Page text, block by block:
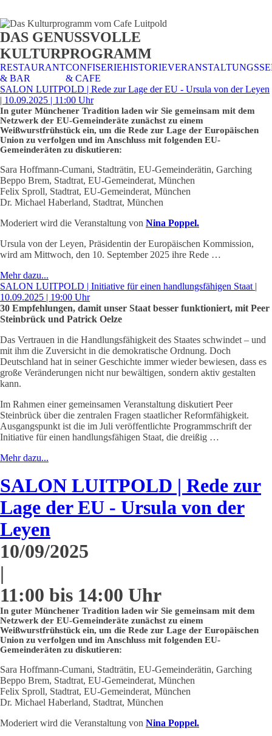
CAFE &
RESTAURANT
TISCHRESERVIERUNG
& KARTE
TISCHRESERVIERUNG
& SPEISEKARTE
DAS GENUSSVOLLE
KULTURPROGRAMM
RESTAURANT
& BAR
CONFISERIE
& CAFE
HISTORIE
SALON LUITPOLD | Rede zur Lage der EU - Ursula von der Leyen
| 10.09.2025 | 11:00 Uhr
In guter Münchener Tradition laden wir Sie gemeinsam mit dem
Netzwerk der EU-Gemeinderäte zunächst zu einem
Weißwurstfrühstück ein, um die Rede zur Lage der Europäischen
Union zu verfolgen und im Anschluss mit folgenden EU-
Gemeinderäten zu diskutieren:
Sara Hoffmann-Cumani, Stadträtin, EU-Gemeinderätin, Garching
Beppo Brem, Stadtrat, EU-Gemeinderat, München
Felix Sproll, Stadtrat, EU-Gemeinderat, München
Dr. Michael Haberland, Stadtrat, München​
Moderiert wird die Veranstaltung von Nina Poppel.
Ursula von der Leyen, Präsidentin der Europäischen Kommission,
wird am Mittwoch, den 10. September 2025 ihre Rede …
Mehr dazu...
SALON LUITPOLD | Initiative für einen handlungsfähigen Staat |
10.09.2025 | 19:00 Uhr
30 Empfehlungen, damit unser Staat besser funktioniert, mit Peer
Steinbrück und Patrick Oelze
Das Vertrauen in die Handlungsfähigkeit des Staates schwindet – und
mit ihm die Zuversicht in die demokratische Ordnung. Doch
Deutschland hat in seiner Geschichte immer wieder bewiesen, dass es
große Veränderungen nicht nur bewältigen, sondern aktiv gestalten
kann.
Im Rahmen einer gemeinsamen Veranstaltung diskutiert Peer
Steinbrück über die zentralen Fragen staatlicher Reformfähigkeit.
Ausgangspunkt ist die im Juli veröffentlichte Programmschrift der
Initiative für einen handlungsfähigen Staat, die dreißig …
Mehr dazu...
SALON LUITPOLD | Rede zur
Lage der EU - Ursula von der
Leyen
10/09/2025
|
11:00 bis 14:00 Uhr
In guter Münchener Tradition laden wir Sie gemeinsam mit dem
Netzwerk der EU-Gemeinderäte zunächst zu einem
Weißwurstfrühstück ein, um die Rede zur Lage der Europäischen
Union zu verfolgen und im Anschluss mit folgenden EU-
Gemeinderäten zu diskutieren:
Sara Hoffmann-Cumani, Stadträtin, EU-Gemeinderätin, Garching
Beppo Brem, Stadtrat, EU-Gemeinderat, München
Felix Sproll, Stadtrat, EU-Gemeinderat, München
Dr. Michael Haberland, Stadtrat, München​
Moderiert wird die Veranstaltung von Nina Poppel.